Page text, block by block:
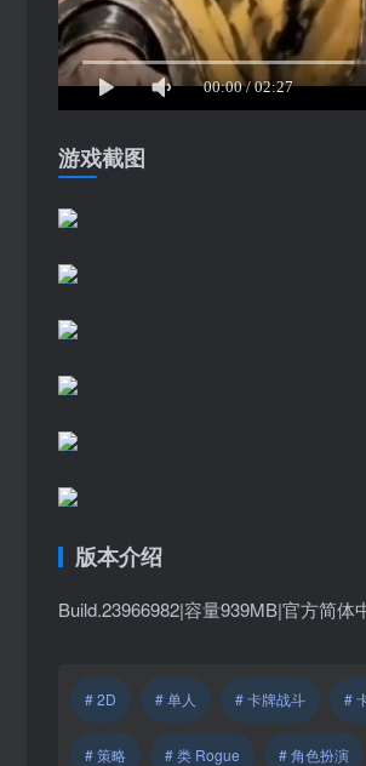
游戏截图
版本介绍
Build.23966982|容量939MB|官方简体
# 2D # 单人 # 卡牌战斗 #
# 策略 # 类 Rogue # 角色扮演